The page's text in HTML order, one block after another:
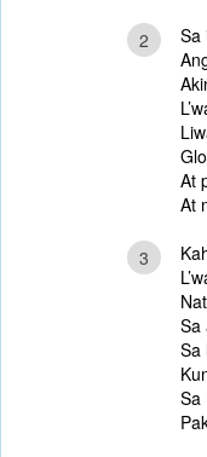
2
Sa
At
At
3
Sa
Sa
Sa